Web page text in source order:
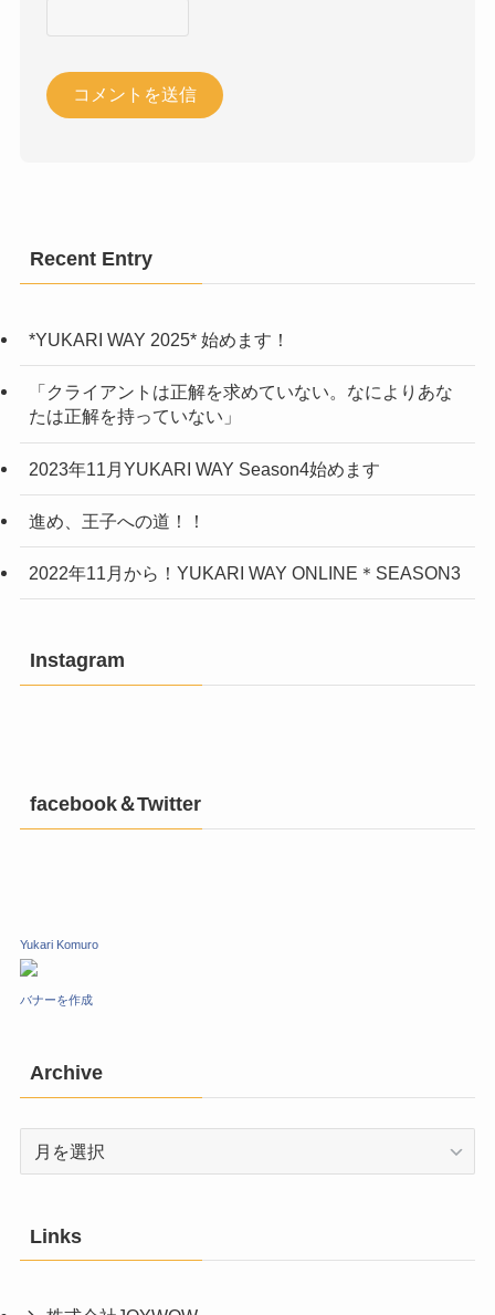
Recent Entry
*YUKARI WAY 2025* 始めます！
「クライアントは正解を求めていない。なによりあな
たは正解を持っていない」
2023年11月YUKARI WAY Season4始めます
進め、王子への道！！
2022年11月から！YUKARI WAY ONLINE＊SEASON3
Instagram
facebook＆Twitter
Yukari Komuro
バナーを作成
Archive
Archive
Links